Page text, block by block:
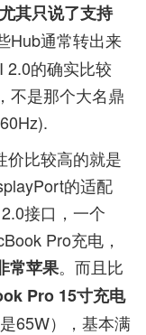
其只说了支持
Hub通常转出来
2.0的确实比较
不是那个大名鼎
价比较高的就是
的适配
接口，一个
Pro充电，
常苹果。而且比
Pro 15寸充电
65W），基本满